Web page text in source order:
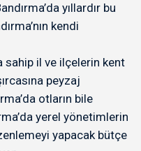
yıllardır bu
kendi
sahip il ve ilçelerin kent
peyzaj
otların bile
yerel yönetimlerin
yapacak bütçe